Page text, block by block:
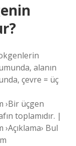
alanın
çevre = üç
›Bir üçgen
toplamıdır. |
Bul